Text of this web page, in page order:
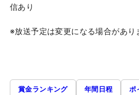
信あり
※放送予定は変更になる場合があり
賞金ランキング 年間日程 ポ